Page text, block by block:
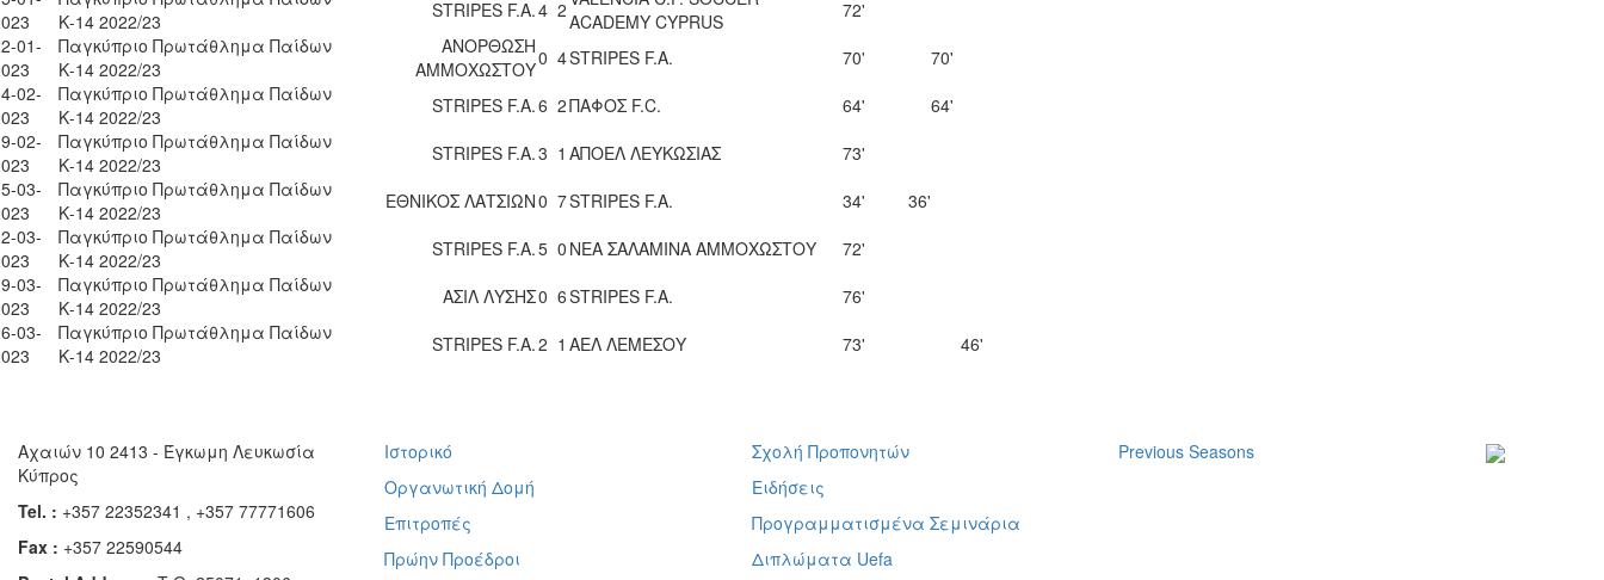
Κ-14 2022/23
STRIPES F.A.4 2ACADEMY CYPRUS
72'
01-
Παγκύπριο Πρωτάθλημα Παίδων
Κ-14 2022/23
ΑΝΟΡΘΩΣΗ
ΑΜΜΟΧΩΣΤΟΥ0 4STRIPES F.A. 70'
70'
02-
Παγκύπριο Πρωτάθλημα Παίδων
Κ-14 2022/23
STRIPES F.A.6 2ΠΑΦΟΣ F.C. 64'
64'
02-
Παγκύπριο Πρωτάθλημα Παίδων
Κ-14 2022/23
STRIPES F.A.3 1 ΑΠΟΕΛ ΛΕΥΚΩΣΙΑΣ
73'
03-
Παγκύπριο Πρωτάθλημα Παίδων
Κ-14 2022/23
ΕΘΝΙΚΟΣ ΛΑΤΣΙΩΝ0 7STRIPES F.A. 34'
36'
03-
Παγκύπριο Πρωτάθλημα Παίδων
Κ-14 2022/23
STRIPES F.A.5 0 ΝΕΑ ΣΑΛΑΜΙΝΑ ΑΜΜΟΧΩΣΤΟΥ
72'
03-
Παγκύπριο Πρωτάθλημα Παίδων
Κ-14 2022/23
ΑΣΙΛ ΛΥΣΗΣ0 6STRIPES F.A.
76'
03-
Παγκύπριο Πρωτάθλημα Παίδων
Κ-14 2022/23
STRIPES F.A.2 1 ΑΕΛ ΛΕΜΕΣΟΥ 73' 46'
Αχαιών 10 2413 - Έγκωμη Λευκωσία
Κύπρος
Tel. : +357 22352341 , +357 77771606
Fax : +357 22590544
Ιστορικό
Οργανωτική Δομή
Επιτροπές
Πρώην Προέδροι
Σχολή Προπονητών
Ειδήσεις
Προγραμματισμένα Σεμινάρια
Διπλώματα Uefa
Previous Seasons